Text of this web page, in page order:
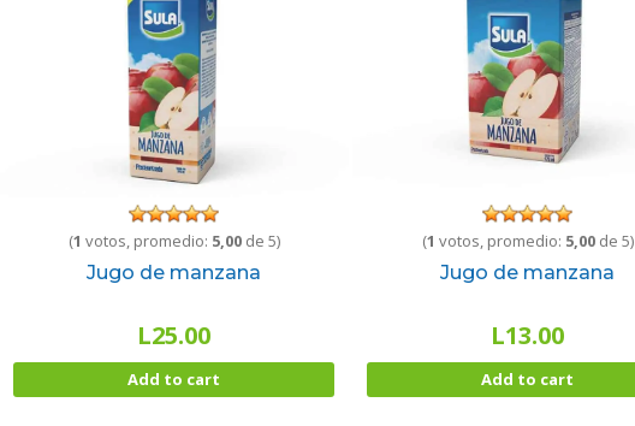
(1 votos, promedio: 5,00de 5)
Jugo de manzana
L25.00
Add to cart
(1 votos, promedio: 5,00de 5)
Jugo de manzana
L13.00
Add to cart